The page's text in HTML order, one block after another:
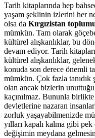
Tarih kitaplarında hep
yaşam şeklinin izlerini her
olsa da Kırgızistan
mümkün. Tam olarak
kültürel alışkanlıklar, bu
devam ediyor. Tarih
kültürel alışkanlıklar,
konuda son derece önemli
mümkün. Çok fazla tanıdık
olan ancak bizlerin unuttuğu
kaçınılmaz. Bununla
devletlerine nazaran
zorluk yaşayabilmenizde
yılları kapalı kalma gibi
değişimin meydana